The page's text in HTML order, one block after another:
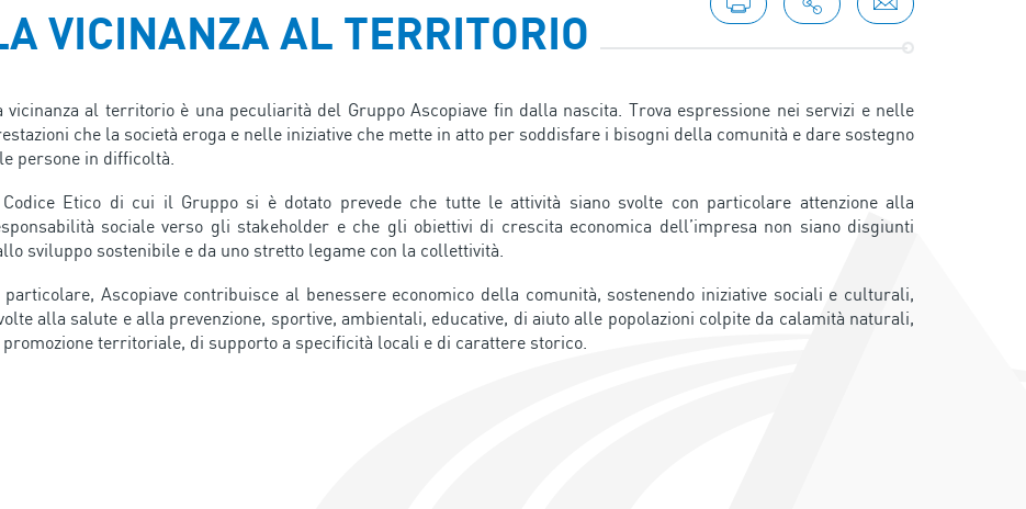
VICINANZA AL TERRITORIO
vicinanza al territorio è una peculiarità del Gruppo Ascopiave fin dalla nascita. Trova espressione nei servizi e nelle
che la società eroga e nelle iniziative che mette in atto per soddisfare i bisogni della comunità e dare sostegno
persone in difficoltà.
Etico di cui il Gruppo si è dotato prevede che tutte le attività siano svolte con particolare attenzione alla
sociale verso gli stakeholder e che gli obiettivi di crescita economica dell’impresa non siano disgiunti
sviluppo sostenibile e da uno stretto legame con la collettività.
particolare, Ascopiave contribuisce al benessere economico della comunità, sostenendo iniziative sociali e culturali,
alla salute e alla prevenzione, sportive, ambientali, educative, di aiuto alle popolazioni colpite da calamità naturali,
promozione territoriale, di supporto a specificità locali e di carattere storico.